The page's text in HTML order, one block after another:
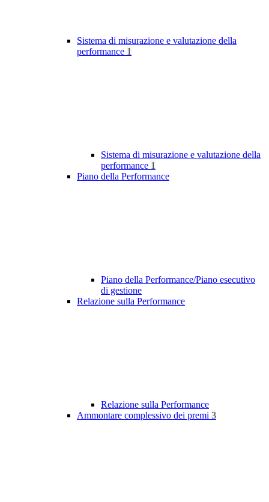
Sistema di misurazione e valutazione della
performance 1
Sistema di misurazione e valutazione della
performance 1
Piano della Performance
Piano della Performance/Piano esecutivo
di gestione
Relazione sulla Performance
Relazione sulla Performance
Ammontare complessivo dei premi 3